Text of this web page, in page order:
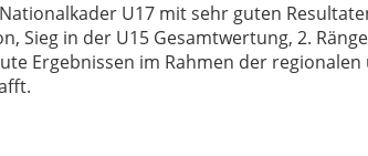
U17 mit sehr guten
Sieg in der U15 Gesamtwertung, 2.
Ergebnissen im Rahmen der regionalen